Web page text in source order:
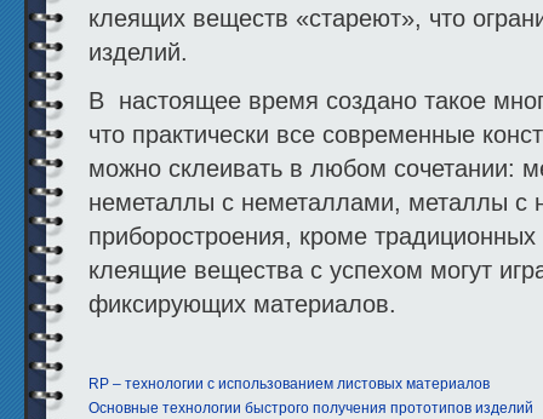
клеящих веществ «стареют», что
изделий.
В настоящее время создано такое
что практически все современные
можно склеивать в любом сочетании:
неметаллы с неметаллами, металлы с
приборостроения, кроме
клеящие вещества с успехом могут
фиксирующих материалов.
RP – технологии с использованием листовых материалов
Основные технологии быстрого получения прототипов изделий